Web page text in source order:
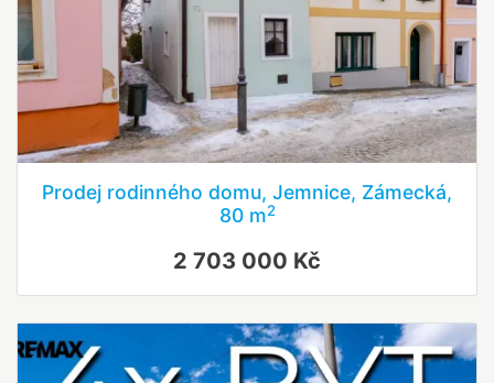
Prodej rodinného domu, Jemnice, Zámecká,
80 m2
2 703 000 Kč